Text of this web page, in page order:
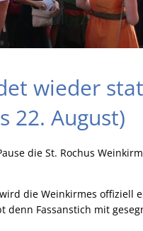
wieder
22. August)
die St. Rochus
die Weinkirmes offiziell
denn Fassanstich mit